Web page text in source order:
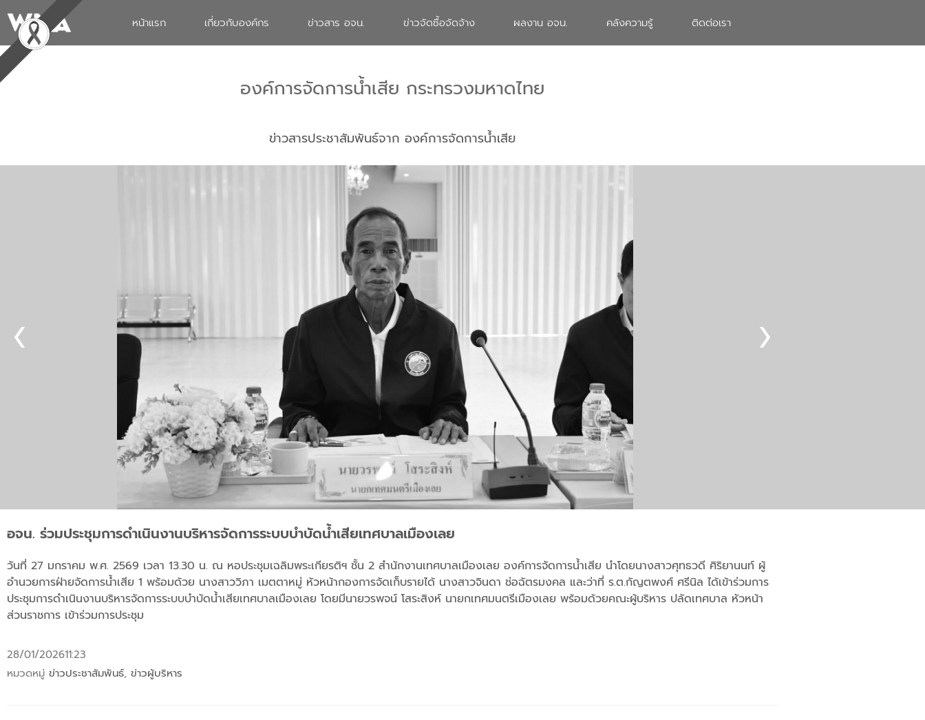
หน้าแรก เกี่ยวกับองค์กร ข่าวสาร อจน. ข่าวจัดซื้อจัดจ้าง ผลงาน อจน. คลังความรู้ ติดต่อเรา
องค์การจัดการน้ำเสีย กระทรวงมหาดไทย
ข่าวสารประชาสัมพันธ์จาก องค์การจัดการน้ำเสีย
อจน. ร่วมประชุมการดำเนินงานบริหารจัดการระบบบำบัดน้ำเสียเทศบาลเมืองเลย
วันที่ 27 มกราคม พ.ศ. 2569 เวลา 13.30 น. ณ หอประชุมเฉลิมพระเกียรติฯ ชั้น 2 สำนักงานเทศบาลเมืองเลย องค์การจัดการน้ำเสีย นำโดยนางสาวศุทธวดี ศิริยานนท์ ผู้
อำนวยการฝ่ายจัดการน้ำเสีย 1 พร้อมด้วย นางสาววิภา เมตตาหมู่ หัวหน้ากองการจัดเก็บรายได้ นางสาวจินดา ช่อฉัตรมงคล และว่าที่ ร.ต.กัญตพงศ์ ศรีนิล ได้เข้าร่วมการ
ประชุมการดำเนินงานบริหารจัดการระบบบำบัดน้ำเสียเทศบาลเมืองเลย โดยมีนายวรพจน์ โสระสิงห์ นายกเทศมนตรีเมืองเลย พร้อมด้วยคณะผู้บริหาร ปลัดเทศบาล หัวหน้า
ส่วนราชการ เข้าร่วมการประชุม
28/01/202611:23
หมวดหมู่ ข่าวประชาสัมพันธ์, ข่าวผู้บริหาร